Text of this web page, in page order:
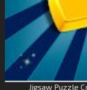
Jigsaw Puzzle